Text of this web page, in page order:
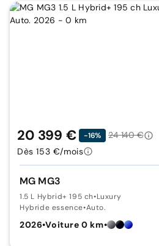
MG MG3
1.5 L Hybrid+ 195 ch•Luxury
Hybride essence•Auto.
2026•Voiture 0 km•
20 399 € -16%
24 140 €
Dès 153 €/mois